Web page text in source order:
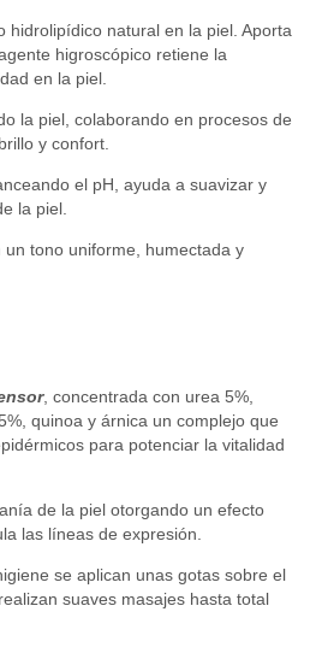
hidrolipídico natural en la piel. Aporta
higroscópico retiene la
en la piel.
la piel, colaborando en procesos de
y confort.
el pH, ayuda a suavizar y
la piel.
un tono uniforme, humectada y
, concentrada con urea 5%,
quinoa y árnica un complejo que
para potenciar la vitalidad
de la piel otorgando un efecto
las líneas de expresión.
se aplican unas gotas sobre el
suaves masajes hasta total